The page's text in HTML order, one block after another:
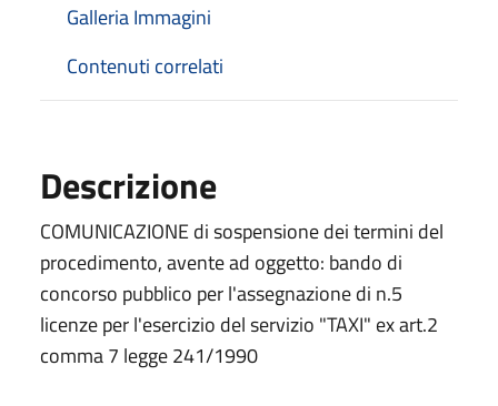
Galleria Immagini
Contenuti correlati
Descrizione
COMUNICAZIONE di sospensione dei termini del
procedimento, avente ad oggetto: bando di
concorso pubblico per l'assegnazione di n.5
licenze per l'esercizio del servizio "TAXI" ex art.2
comma 7 legge 241/1990